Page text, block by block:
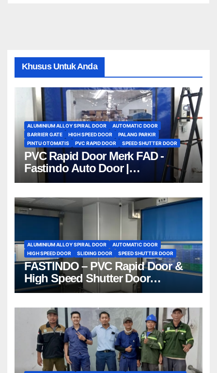
Khusus Untuk Anda
ALUMINIUM ALLOY SPIRAL DOOR
AUTOMATIC DOOR
BARRIER GATE
HIGH SPEED DOOR
PALANG PARKIR
PINTU OTOMATIS
PVC RAPID DOOR SPEED SHUTTER DOOR
PVC Rapid Door Merk FAD -
Fastindo Auto Door |
081212801672
ALUMINIUM ALLOY SPIRAL DOOR
AUTOMATIC DOOR
HIGH SPEED DOOR
SLIDING DOOR SPEED SHUTTER DOOR
FASTINDO – PVC Rapid Door &
High Speed Shutter Door
Indonesia | 081212801672